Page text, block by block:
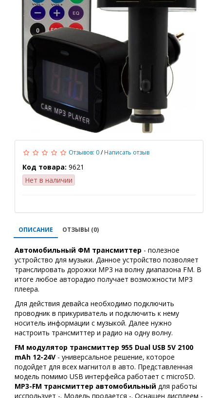
Отзывов: 0/Написать отзыв
Код товара: 9621
Нет в наличии
ОПИСАНИЕ ОТЗЫВЫ (0)
Автомобильный ФМ трансмиттер - полезное
устройство для музыки. Данное устройство позволяет
транслировать дорожки MP3 на волну диапазона FM. В
итоге любое авторадио получает возможности MP3
плеера.
Для действия девайса необходимо подключить
проводник в прикуриватель и подключить к нему
носитель информации с музыкой. Далее нужно
настроить трансмиттер и радио на одну волну.
FM модулятор трансмиттер 955 Dual USB 5V 2100
mAh 12-24V - универсальное решение, которое
подойдет для всех магнитол в авто. Представленная
модель помимо USB интерфейса работает c microSD.
MP3-FM трансмиттер автомобильный для работы
исспользует -. Модель продается -. Оснащен дисплеем -